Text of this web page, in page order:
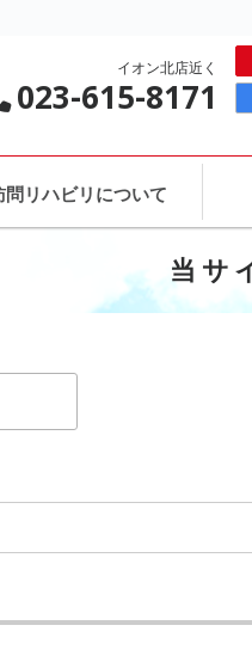
イオン北店近く
023-615-8171
問リハビリについて
当サ